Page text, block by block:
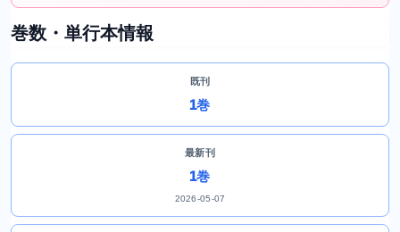
巻数・単行本情報
既刊
1巻
最新刊
1巻
2026-05-07